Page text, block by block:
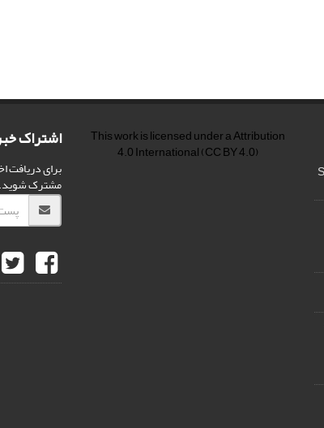
This work is licensed under aAttribution
4.0 International(CC BY 4.0) اشتراک
برای دریافت
مشترک شوید.